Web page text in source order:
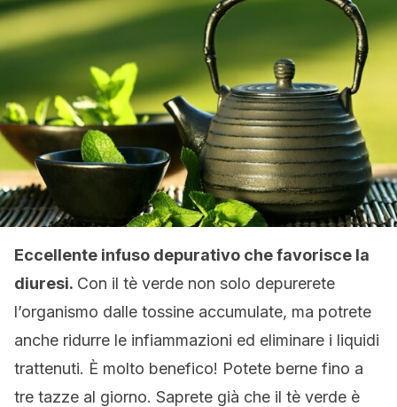
Eccellente infuso depurativo che favorisce la
diuresi. Con il tè verde non solo depurerete
l’organismo dalle tossine accumulate, ma potrete
anche ridurre le infiammazioni ed eliminare i liquidi
trattenuti. È molto benefico! Potete berne fino a
tre tazze al giorno. Saprete già che il tè verde è